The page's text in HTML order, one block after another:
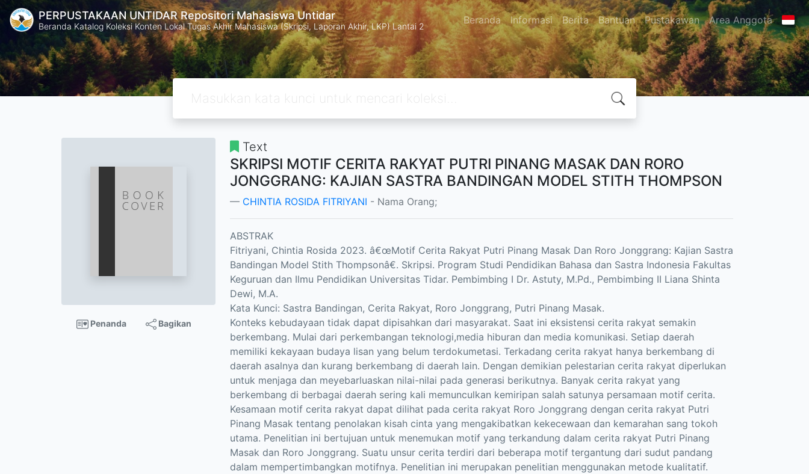
PERPUSTAKAAN UNTIDAR Repositori Mahasiswa Untidar
Beranda Katalog Koleksi Konten Lokal Tugas Akhir Mahasiswa (Skripsi, Laporan Akhir, LKP) Lantai 2 Beranda Informasi Berita Bantuan Pustakawan Area Anggota
Penanda Bagikan
Text
SKRIPSI MOTIF CERITA RAKYAT PUTRI PINANG MASAK DAN RORO
JONGGRANG: KAJIAN SASTRA BANDINGAN MODEL STITH THOMPSON
CHINTIA ROSIDA FITRIYANI - Nama Orang;
ABSTRAK
Fitriyani, Chintia Rosida 2023. â€œMotif Cerita Rakyat Putri Pinang Masak Dan Roro Jonggrang: Kajian Sastra
Bandingan Model Stith Thompsonâ€. Skripsi. Program Studi Pendidikan Bahasa dan Sastra Indonesia Fakultas
Keguruan dan Ilmu Pendidikan Universitas Tidar. Pembimbing I Dr. Astuty, M.Pd., Pembimbing II Liana Shinta
Dewi, M.A.
Kata Kunci: Sastra Bandingan, Cerita Rakyat, Roro Jonggrang, Putri Pinang Masak.
Konteks kebudayaan tidak dapat dipisahkan dari masyarakat. Saat ini eksistensi cerita rakyat semakin
berkembang. Mulai dari perkembangan teknologi,media hiburan dan media komunikasi. Setiap daerah
memiliki kekayaan budaya lisan yang belum terdokumetasi. Terkadang cerita rakyat hanya berkembang di
daerah asalnya dan kurang berkembang di daerah lain. Dengan demikian pelestarian cerita rakyat diperlukan
untuk menjaga dan meyebarluaskan nilai-nilai pada generasi berikutnya. Banyak cerita rakyat yang
berkembang di berbagai daerah sering kali memunculkan kemiripan salah satunya persamaan motif cerita.
Kesamaan motif cerita rakyat dapat dilihat pada cerita rakyat Roro Jonggrang dengan cerita rakyat Putri
Pinang Masak tentang penolakan kisah cinta yang mengakibatkan kekecewaan dan kemarahan sang tokoh
utama. Penelitian ini bertujuan untuk menemukan motif yang terkandung dalam cerita rakyat Putri Pinang
Masak dan Roro Jonggrang. Suatu unsur cerita terdiri dari beberapa motif tergantung dari sudut pandang
dalam mempertimbangkan motifnya. Penelitian ini merupakan penelitian menggunakan metode kualitatif.